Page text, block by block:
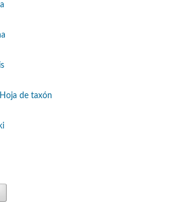
de taxón